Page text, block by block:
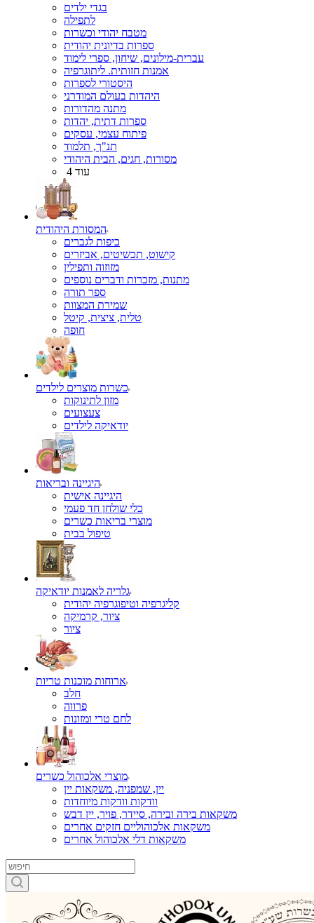
בגדי ילדים
לתפילה
מטבח יהודי וכשרות
ספרות בדיונית יהודית
עברית-מילונים, שיחון, ספרי לימוד
אמנות חזותית. ליתוגרפיה
היסטורי לספרות
היהדות בעולם המודרני
מתנה מהדורות
ספרות דתית, יהדות
פיתוח עצמי, עסקים
תנ"ך, תלמוד
מסורות, חגים, הבית היהודי
עוד 4
המסורת היהודית
כיפות לגברים
קישוט, תכשיטים, אביזרים
מזוזוה ותפילין
מתנות, מזכרות ודברים נוספים
ספר תורה
שמירת המצוות
טלית, ציצית, קיטל
כשרות מוצרים לילדים
מזון לתינוקות
צעצועים
יודאיקה לילדים
היגיינה ובריאות
היגיינה אישית
כלי שולחן חד פעמי
מוצרי בריאות כשרים
טיפול בבית
גלריה לאמנות יודאיקה
קליגרפיה וטיפוגרפיה יהודית
ציור, קרמיקה
ציור
ארוחות מוכנות טריות
חלב
פרווה
לחם טרי ומזונות
מוצרי אלכוהול כשרים
יין, שמפניה, משקאות יין
וודקות וודקות מיוחדות
משקאות בירה ובירה, סיידר, פויר, יין דבש
משקאות אלכוהוליים חזקים אחרים
משקאות דלי אלכוהול אחרים